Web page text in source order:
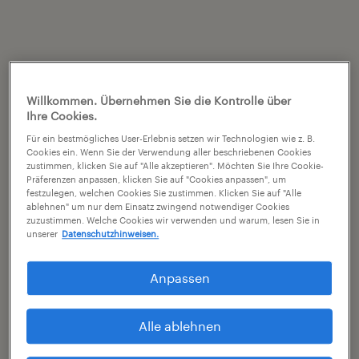
Willkommen. Übernehmen Sie die Kontrolle über
Ihre Cookies.
Für ein bestmögliches User-Erlebnis setzen wir Technologien wie z. B.
Cookies ein. Wenn Sie der Verwendung aller beschriebenen Cookies
zustimmen, klicken Sie auf "Alle akzeptieren". Möchten Sie Ihre Cookie-
Präferenzen anpassen, klicken Sie auf "Cookies anpassen", um
festzulegen, welchen Cookies Sie zustimmen. Klicken Sie auf "Alle
ablehnen" um nur dem Einsatz zwingend notwendiger Cookies
zuzustimmen. Welche Cookies wir verwenden und warum, lesen Sie in
unserer Datenschutzhinweisen.
Anpassen
Alle ablehnen